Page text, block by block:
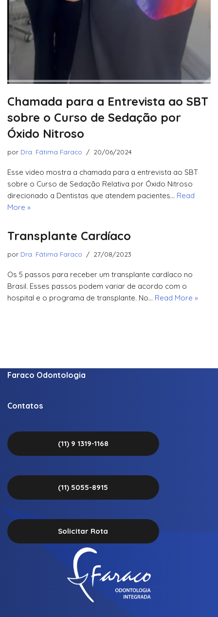
Chamada para a Entrevista ao SBT
sobre o Curso de Sedação por
Óxido Nitroso
por Dra. Fátima Faraco 20/06/2024
Esse video mostra a chamada para a entrevista ao SBT
sobre o Curso de Sedação Relativa por Óxido Nitroso
direcionado a Dentistas que atendem pacientes… Read
More »
Transplante Cardíaco
por Dra. Fátima Faraco 27/08/2023
Os 5 passos para receber um transplante cardíaco no
Brasil. Esses passos podem variar de acordo com o
hospital e o programa de transplante. No… Read More »
Faraco Odontologia
Contatos
(11) 9 1319-1168
(11) 5055-8915
Solicitar Rota